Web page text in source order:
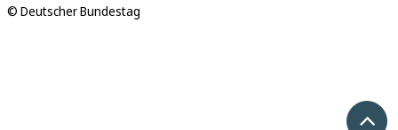
© Deutscher Bundestag